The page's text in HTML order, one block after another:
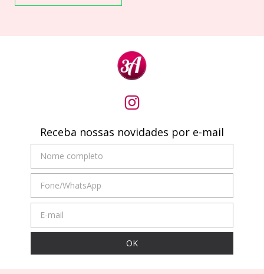
Receba nossas novidades por e-mail